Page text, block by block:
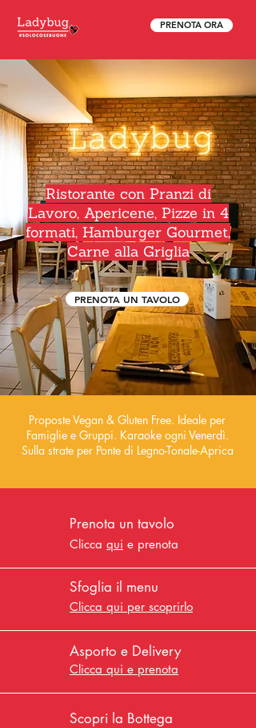
PRENOTA ORA
Ristorante con Pranzi di
Lavoro, Apericene, Pizze in 4
formati, Hamburger Gourmet,
Carne alla Griglia
PRENOTA UN TAVOLO
Proposte Vegan & Gluten Free. Ideale per
Famiglie e Gruppi. Karaoke ogni Venerdì.
Sulla strate per Ponte di Legno-Tonale-Aprica
Prenota un tavolo
Clicca qui e prenota
Sfoglia il menu
Clicca qui per scoprirlo
Asporto e Delivery
Clicca qui e prenota
Scopri la Bottega